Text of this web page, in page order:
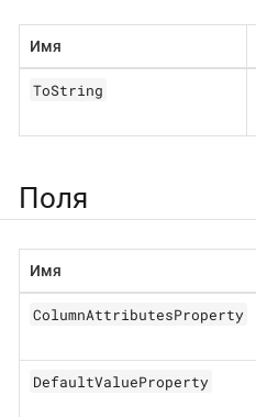
Имя
ToString
Поля
Имя
ColumnAttributesProperty
DefaultValueProperty